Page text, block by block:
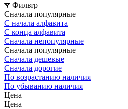
Фильтр
Сначала популярные
С начала алфавита
С конца алфавита
Сначала непопулярные
Сначала популярные
Сначала дешевые
Сначала дорогие
По возрастанию наличия
По убыванию наличия
Цена
Цена